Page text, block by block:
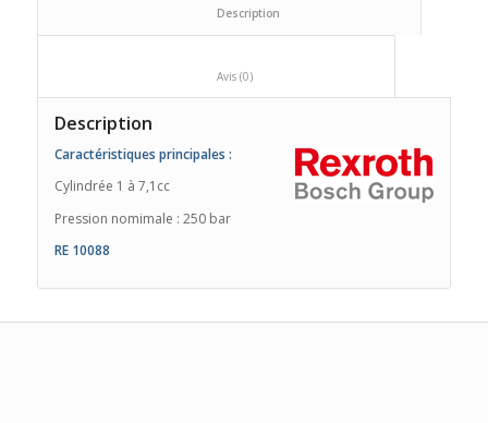
						Avis (0)
Description
Caractéristiques principales :
Cylindrée 1 à 7,1cc
Pression nomimale : 250 bar
RE 10088